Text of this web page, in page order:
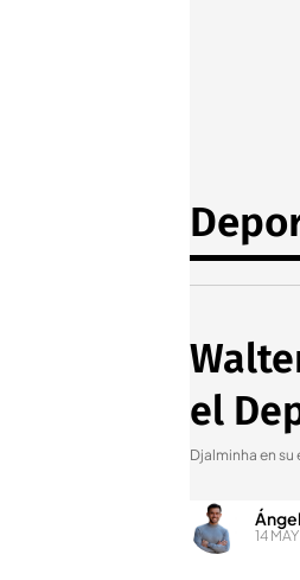
el
Djalminha en
14